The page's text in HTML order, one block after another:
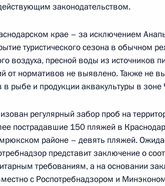
по направлению «Туризм,
Приморского края Олегом Кожемяко
законодательством.
крае – за исключением
туристического сезона в обычном
воздуха, пресной воды из источников
от нормативов не выявлено. Также не
в рыбе и продукции аквакультуры в зоне
регулярный забор проб на
пострадавшие 150 пляжей в
районе – девять пляжей.
представит заключение о
требованиям, а на основании
с Роспотребнадзором и